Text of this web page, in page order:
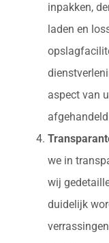
inpakken,
laden en
aspect van
we in
wij
duidelijk